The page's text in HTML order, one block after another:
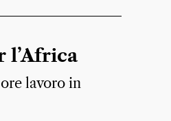
l’Africa
lavoro in